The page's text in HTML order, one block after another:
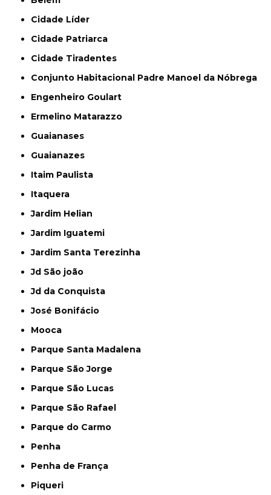
Cidade Líder
Cidade Patriarca
Cidade Tiradentes
Conjunto Habitacional Padre Manoel da Nóbrega
Engenheiro Goulart
Ermelino Matarazzo
Guaianases
Guaianazes
Itaim Paulista
Itaquera
Jardim Helian
Jardim Iguatemi
Jardim Santa Terezinha
Jd São joão
Jd da Conquista
José Bonifácio
Mooca
Parque Santa Madalena
Parque São Jorge
Parque São Lucas
Parque São Rafael
Parque do Carmo
Penha
Penha de França
Piqueri